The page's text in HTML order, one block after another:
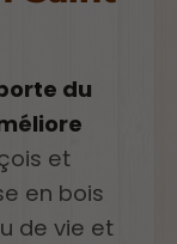
du
et
en bois
de vie et